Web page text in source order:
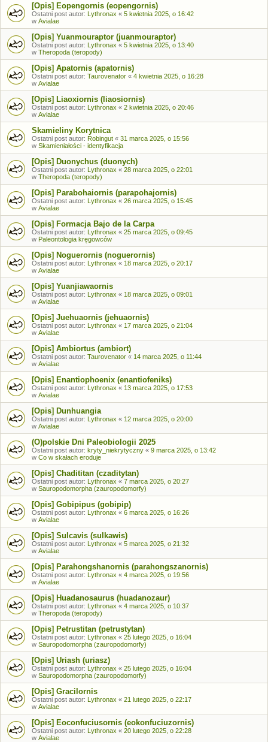
[Opis] Eopengornis (eopengornis)
Ostatni post autor: Lythronax « 5 kwietnia 2025, o 16:42
w Avialae
[Opis] Yuanmouraptor (juanmouraptor)
Ostatni post autor: Lythronax « 5 kwietnia 2025, o 13:40
w Theropoda (teropody)
[Opis] Apatornis (apatornis)
Ostatni post autor: Taurovenator « 4 kwietnia 2025, o 16:28
w Avialae
[Opis] Liaoxiornis (liaosiornis)
Ostatni post autor: Lythronax « 2 kwietnia 2025, o 20:46
w Avialae
Skamieliny Korytnica
Ostatni post autor: Robingut « 31 marca 2025, o 15:56
w Skamieniałości - identyfikacja
[Opis] Duonychus (duonych)
Ostatni post autor: Lythronax « 28 marca 2025, o 22:01
w Theropoda (teropody)
[Opis] Parabohaiornis (parapohajornis)
Ostatni post autor: Lythronax « 26 marca 2025, o 15:45
w Avialae
[Opis] Formacja Bajo de la Carpa
Ostatni post autor: Lythronax « 25 marca 2025, o 09:45
w Paleontologia kręgowców
[Opis] Noguerornis (noguerornis)
Ostatni post autor: Lythronax « 18 marca 2025, o 20:17
w Avialae
[Opis] Yuanjiawaornis
Ostatni post autor: Lythronax « 18 marca 2025, o 09:01
w Avialae
[Opis] Juehuaornis (jehuaornis)
Ostatni post autor: Lythronax « 17 marca 2025, o 21:04
w Avialae
[Opis] Ambiortus (ambiort)
Ostatni post autor: Taurovenator « 14 marca 2025, o 11:44
w Avialae
[Opis] Enantiophoenix (enantiofeniks)
Ostatni post autor: Lythronax « 13 marca 2025, o 17:53
w Avialae
[Opis] Dunhuangia
Ostatni post autor: Lythronax « 12 marca 2025, o 20:00
w Avialae
(O)polskie Dni Paleobiologii 2025
Ostatni post autor: kryty_niekrytyczny « 9 marca 2025, o 13:42
w Co w skałach eroduje
[Opis] Chadititan (czaditytan)
Ostatni post autor: Lythronax « 7 marca 2025, o 20:27
w Sauropodomorpha (zauropodomorfy)
[Opis] Gobipipus (gobipip)
Ostatni post autor: Lythronax « 6 marca 2025, o 16:26
w Avialae
[Opis] Sulcavis (sulkawis)
Ostatni post autor: Lythronax « 5 marca 2025, o 21:32
w Avialae
[Opis] Parahongshanornis (parahongszanornis)
Ostatni post autor: Lythronax « 4 marca 2025, o 19:56
w Avialae
[Opis] Huadanosaurus (huadanozaur)
Ostatni post autor: Lythronax « 4 marca 2025, o 10:37
w Theropoda (teropody)
[Opis] Petrustitan (petrustytan)
Ostatni post autor: Lythronax « 25 lutego 2025, o 16:04
w Sauropodomorpha (zauropodomorfy)
[Opis] Uriash (uriasz)
Ostatni post autor: Lythronax « 25 lutego 2025, o 16:04
w Sauropodomorpha (zauropodomorfy)
[Opis] Gracilornis
Ostatni post autor: Lythronax « 21 lutego 2025, o 22:17
w Avialae
[Opis] Eoconfuciusornis (eokonfuciuzornis)
Ostatni post autor: Lythronax « 20 lutego 2025, o 22:28
w Avialae